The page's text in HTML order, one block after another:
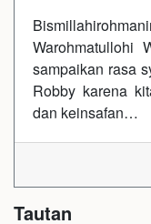
sampaikan rasa
Robby karena
dan keinsafan…
Tautan